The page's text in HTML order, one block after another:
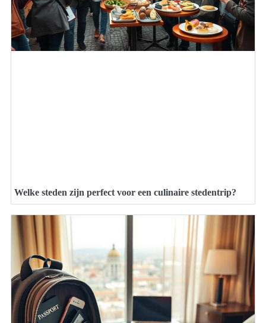
Welke steden zijn perfect voor een culinaire stedentrip?